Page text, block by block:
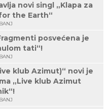
novi singl „Klapa za
the Earth“
posvećena je
tati“!
klub Azimut)“ novi je
„Live klub Azimut